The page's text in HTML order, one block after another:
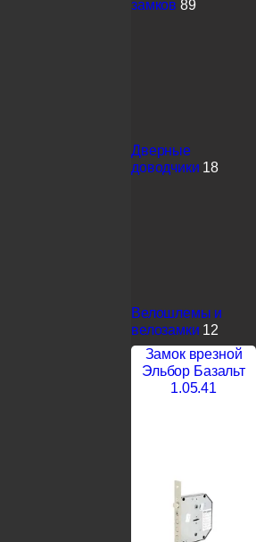
замков 89
Дверные
доводчики 18
Велошлемы и
велозамки 12
Замок врезной
Эльбор Базальт
1.05.41